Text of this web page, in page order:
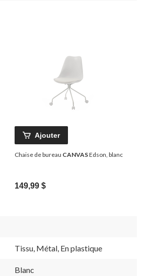
Ajouter
Chaise de bureau CANVASEdson, blanc
149,99 $
Tissu, Métal, En plastique
Blanc